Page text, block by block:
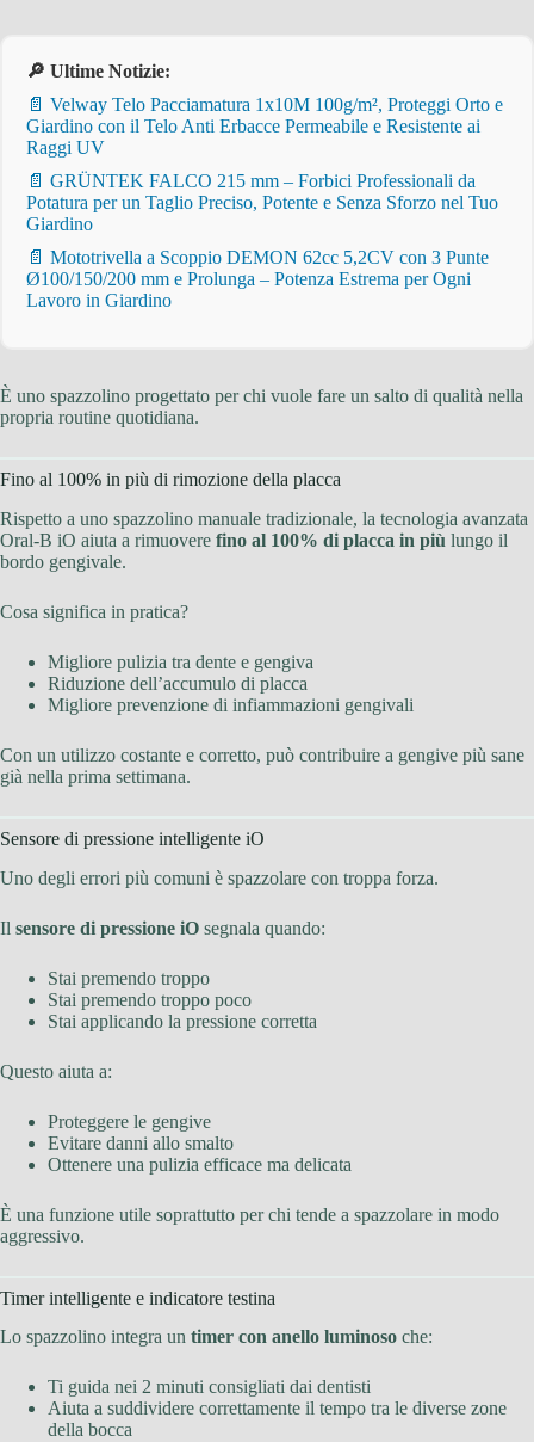
🔎 Ultime Notizie:
📄 Velway Telo Pacciamatura 1x10M 100g/m², Proteggi Orto e
Giardino con il Telo Anti Erbacce Permeabile e Resistente ai
Raggi UV
📄 GRÜNTEK FALCO 215 mm – Forbici Professionali da
Potatura per un Taglio Preciso, Potente e Senza Sforzo nel Tuo
Giardino
📄 Mototrivella a Scoppio DEMON 62cc 5,2CV con 3 Punte
Ø100/150/200 mm e Prolunga – Potenza Estrema per Ogni
Lavoro in Giardino
È uno spazzolino progettato per chi vuole fare un salto di qualità nella
propria routine quotidiana.
Fino al 100% in più di rimozione della placca
Rispetto a uno spazzolino manuale tradizionale, la tecnologia avanzata
Oral-B iO aiuta a rimuovere fino al 100% di placca in più lungo il
bordo gengivale.
Cosa significa in pratica?
Migliore pulizia tra dente e gengiva
Riduzione dell’accumulo di placca
Migliore prevenzione di infiammazioni gengivali
Con un utilizzo costante e corretto, può contribuire a gengive più sane
già nella prima settimana.
Sensore di pressione intelligente iO
Uno degli errori più comuni è spazzolare con troppa forza.
Il sensore di pressione iO segnala quando:
Stai premendo troppo
Stai premendo troppo poco
Stai applicando la pressione corretta
Questo aiuta a:
Proteggere le gengive
Evitare danni allo smalto
Ottenere una pulizia efficace ma delicata
È una funzione utile soprattutto per chi tende a spazzolare in modo
aggressivo.
Timer intelligente e indicatore testina
Lo spazzolino integra un timer con anello luminoso che:
Ti guida nei 2 minuti consigliati dai dentisti
Aiuta a suddividere correttamente il tempo tra le diverse zone
della bocca